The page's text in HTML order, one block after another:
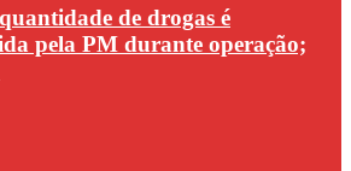
de drogas é
pela PM durante operação;